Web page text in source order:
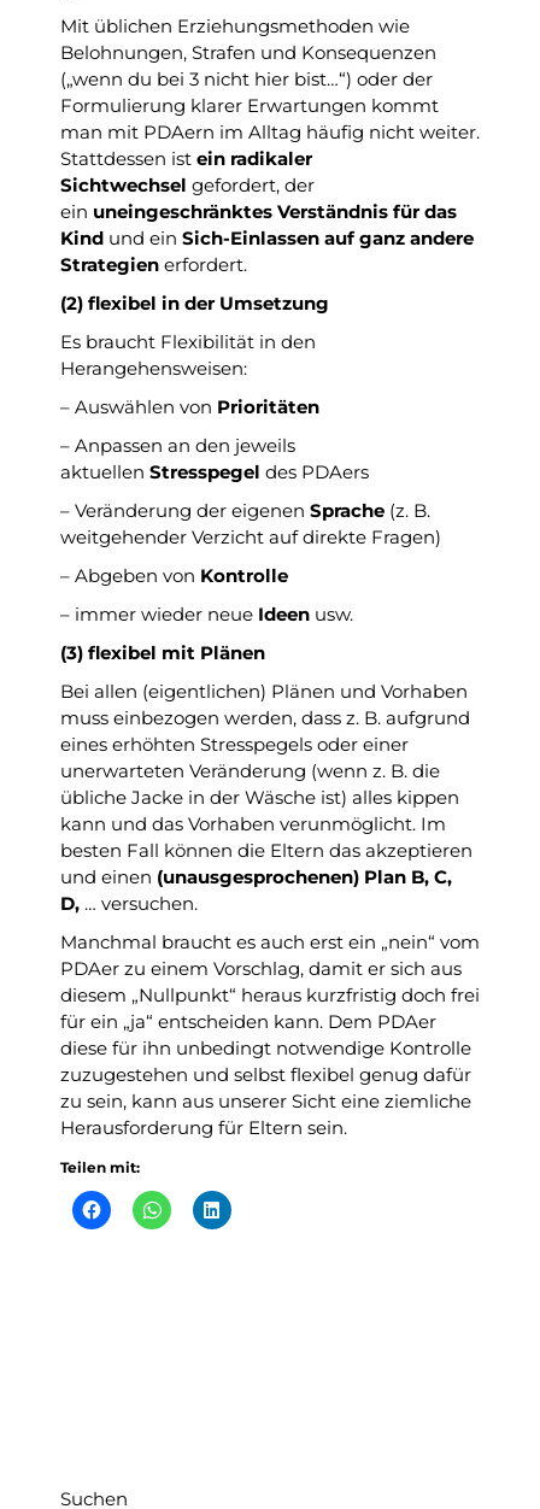
Mit üblichen Erziehungsmethoden wie
Belohnungen, Strafen und Konsequenzen
(„wenn du bei 3 nicht hier bist…“) oder der
Formulierung klarer Erwartungen kommt
man mit PDAern im Alltag häufig nicht weiter.
Stattdessen ist ein radikaler
Sichtwechsel gefordert, der
ein uneingeschränktes Verständnis für das
Kind und ein Sich-Einlassen auf ganz andere
Strategien erfordert.
(2) flexibel in der Umsetzung
Es braucht Flexibilität in den
Herangehensweisen:
– Auswählen von Prioritäten
– Anpassen an den jeweils
aktuellen Stresspegel des PDAers
– Veränderung der eigenen Sprache (z. B.
weitgehender Verzicht auf direkte Fragen)
– Abgeben von Kontrolle
– immer wieder neue Ideen usw.
(3) flexibel mit Plänen
Bei allen (eigentlichen) Plänen und Vorhaben
muss einbezogen werden, dass z. B. aufgrund
eines erhöhten Stresspegels oder einer
unerwarteten Veränderung (wenn z. B. die
übliche Jacke in der Wäsche ist) alles kippen
kann und das Vorhaben verunmöglicht. Im
besten Fall können die Eltern das akzeptieren
und einen (unausgesprochenen) Plan B, C,
D, … versuchen.
Manchmal braucht es auch erst ein „nein“ vom
PDAer zu einem Vorschlag, damit er sich aus
diesem „Nullpunkt“ heraus kurzfristig doch frei
für ein „ja“ entscheiden kann. Dem PDAer
diese für ihn unbedingt notwendige Kontrolle
zuzugestehen und selbst flexibel genug dafür
zu sein, kann aus unserer Sicht eine ziemliche
Herausforderung für Eltern sein.
Teilen mit:
Suchen